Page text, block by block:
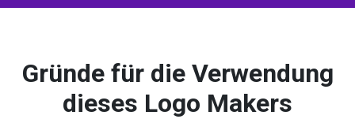
Gründe für die Verwendung
dieses Logo Makers